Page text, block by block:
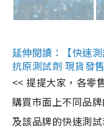
延伸閱讀：【快速
抗原測試劑 現貨發
<< 提提大家，各零
購買市面上不同品
及該品牌的快速測